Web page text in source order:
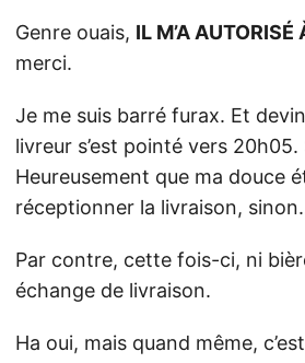
Genre ouais, IL M’A AUTORISÉ
merci.
Je me suis barré furax. Et
livreur s’est pointé vers 20h05.
Heureusement que ma douce
réceptionner la livraison,
Par contre, cette fois-ci, ni
échange de livraison.
Ha oui, mais quand même,